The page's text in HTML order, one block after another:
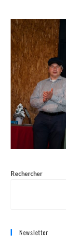
Rechercher
Newsletter